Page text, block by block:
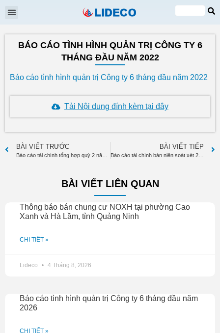
VI
EN
BÁO CÁO TÌNH HÌNH QUẢN TRỊ CÔNG TY 6
THÁNG ĐẦU NĂM 2022
Báo cáo tình hình quản trị Công ty 6 tháng đầu năm 2022
Tải Nội dung đính kèm tại đây
BÀI VIẾT TRƯỚC BÀI VIẾT TIẾP
Báo cáo tài chính bán niên soát xét 2022 ( bản Tiếng anh)
BÀI VIẾT LIÊN QUAN
Thông báo bán chung cư NOXH tại phường Cao
Xanh và Hà Lầm, tỉnh Quảng Ninh
CHI TIẾT »
Lideco 4 Tháng 8, 2026
Báo cáo tình hình quản trị Công ty 6 tháng đầu năm
2026
CHI TIẾT »